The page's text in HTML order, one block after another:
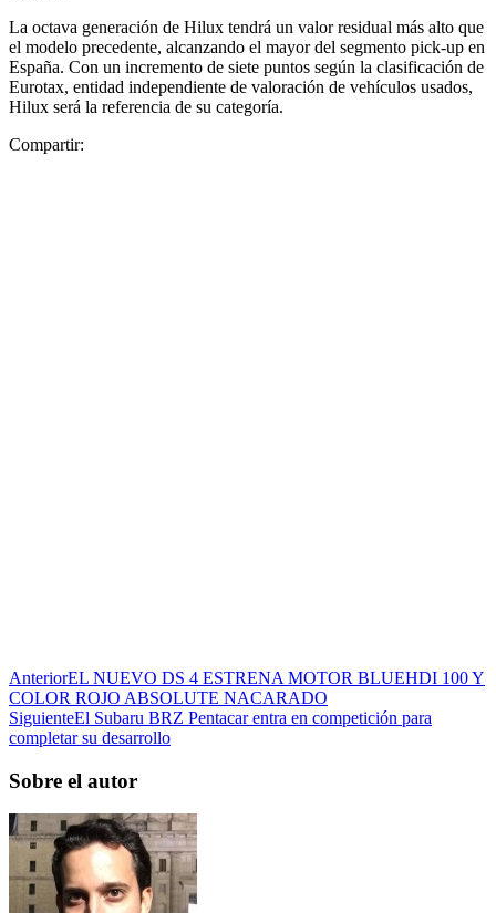
La octava generación de Hilux tendrá un valor residual más alto que
el modelo precedente, alcanzando el mayor del segmento pick-up en
España. Con un incremento de siete puntos según la clasificación de
Eurotax, entidad independiente de valoración de vehículos usados,
Hilux será la referencia de su categoría.
Compartir:
AnteriorEL NUEVO DS 4 ESTRENA MOTOR BLUEHDI 100 Y
COLOR ROJO ABSOLUTE NACARADO
SiguienteEl Subaru BRZ Pentacar entra en competición para
completar su desarrollo
Sobre el autor